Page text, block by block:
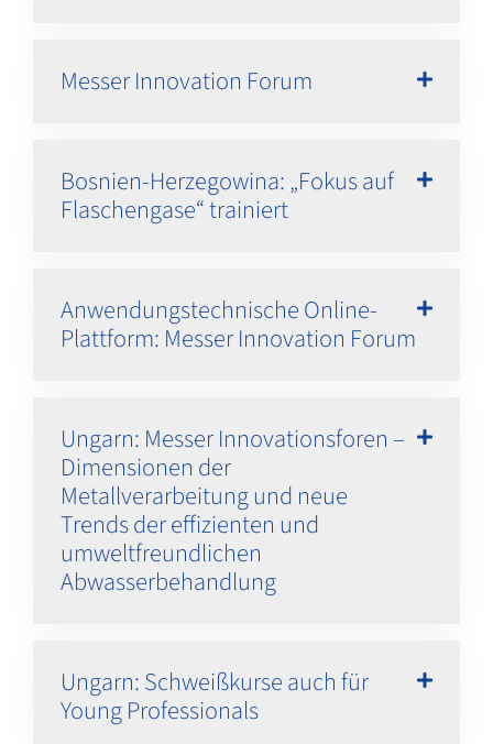
Messer Innovation Forum
Bosnien-Herzegowina: „Fokus auf
Flaschengase“ trainiert
Anwendungstechnische Online-
Plattform: Messer Innovation Forum
Ungarn: Messer Innovationsforen –
Dimensionen der
Metallverarbeitung und neue
Trends der effizienten und
umweltfreundlichen
Abwasserbehandlung
Ungarn: Schweißkurse auch für
Young Professionals